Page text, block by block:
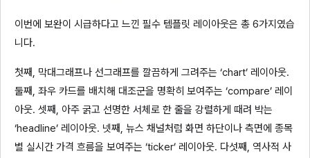
이번에 보완이 시급하다고 느낀 필수 템플릿 레이아웃은 총 6가지였습
니다.
첫째, 막대그래프나 선그래프를 깔끔하게 그려주는 ‘chart’ 레이아웃.
둘째, 좌우 카드를 배치해 대조군을 명확히 보여주는 ‘compare’ 레이
아웃. 셋째, 아주 굵고 선명한 서체로 한 줄을 강렬하게 때려 박는
‘headline’ 레이아웃. 넷째, 뉴스 채널처럼 화면 하단이나 측면에 종목
별 실시간 가격 흐름을 보여주는 ‘ticker’ 레이아웃. 다섯째, 역사적 사